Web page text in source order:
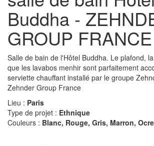
Buddha -
GROUP FRANCE
Salle de bain de l'Hôtel Buddha. Le plafond,
que les lavabos menhir sont parfaitement
serviette chauffant installé par le groupe
Zehnder Group France
Lieu : Paris
Type de projet : Ethnique
Couleurs : Blanc, Rouge, Gris, Marron, Ocre